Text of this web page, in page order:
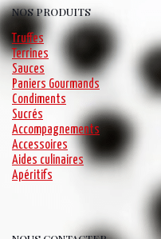
NOS PRODUITS
Truffes
Terrines
Sauces
Paniers Gourmands
Condiments
Sucrés
Accompagnements
Accessoires
Aides culinaires
Apéritifs